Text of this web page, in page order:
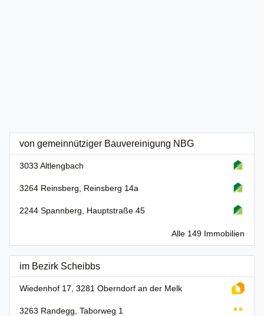
von gemeinnütziger Bauvereinigung NBG
3033 Altlengbach
3264 Reinsberg, Reinsberg 14a
2244 Spannberg, Hauptstraße 45
Alle 149 Immobilien
im Bezirk Scheibbs
Wiedenhof 17, 3281 Oberndorf an der Melk
3263 Randegg, Taborweg 1